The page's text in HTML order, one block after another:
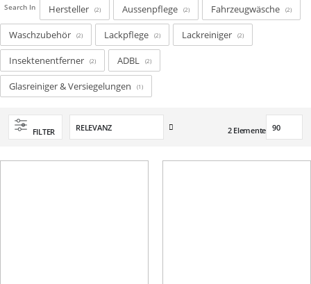
Search In Hersteller 2 Aussenpflege 2 Fahrzeugwäsche 2
Waschzubehör 2 Lackpflege 2 Lackreiniger 2
Insektenentferner 2 ADBL 2
Glasreiniger & Versiegelungen 1
FILTER
Aufsteigend
2Elemente